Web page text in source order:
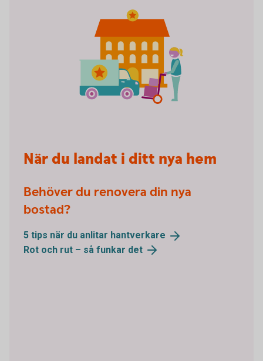
När du landat i ditt nya hem
Behöver du renovera din nya
bostad?
5 tips när du anlitar hantverkare
Rot och rut – så funkar det